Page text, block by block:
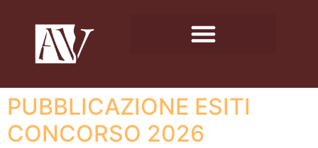
PUBBLICAZIONE ESITI
CONCORSO 2026